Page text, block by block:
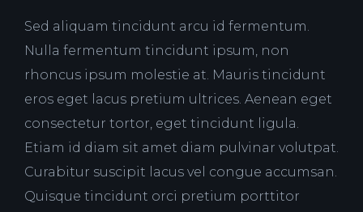
Sed aliquam tincidunt arcu id fermentum.
Nulla fermentum tincidunt ipsum, non
rhoncus ipsum molestie at. Mauris tincidunt
eros eget lacus pretium ultrices. Aenean eget
consectetur tortor, eget tincidunt ligula.
Etiam id diam sit amet diam pulvinar volutpat.
Curabitur suscipit lacus vel congue accumsan.
Quisque tincidunt orci pretium porttitor